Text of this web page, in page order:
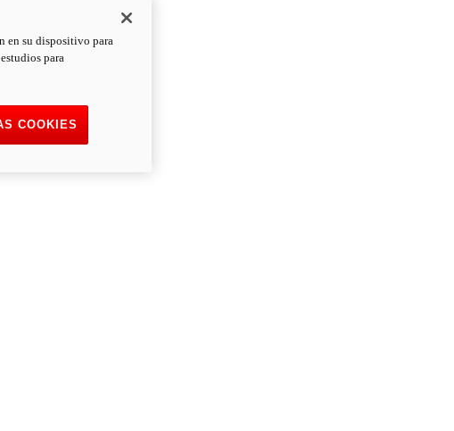
en su dispositivo para
para
COOKIES